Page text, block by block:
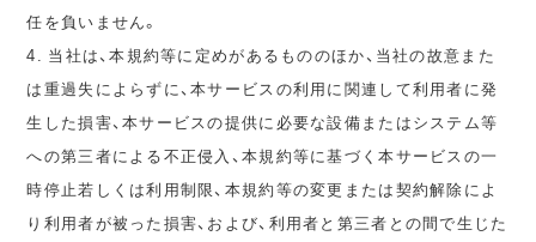
任を負いません。
4. 当社は、本規約等に定めがあるもののほか、当社の故意また
は重過失によらずに、本サービスの利用に関連して利用者に発
生した損害、本サービスの提供に必要な設備またはシステム等
への第三者による不正侵入、本規約等に基づく本サービスの一
時停止若しくは利用制限、本規約等の変更または契約解除によ
り利用者が被った損害、および、利用者と第三者との間で生じた